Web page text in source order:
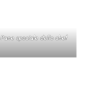
Pane speciale dello chef